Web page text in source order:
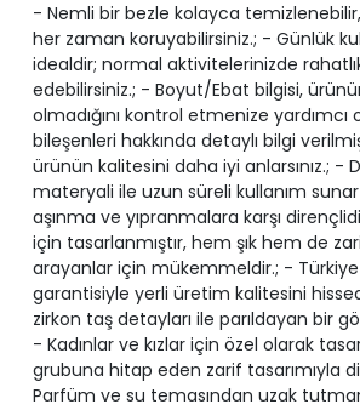
- Nemli bir bezle kolayca temizlenebilir,
her zaman koruyabilirsiniz.; - Günlük
idealdir; normal aktivitelerinizde
edebilirsiniz.; - Boyut/Ebat bilgisi,
olmadığını kontrol etmenize
bileşenleri hakkında detaylı bilgi
ürünün kalitesini daha iyi anlarsınız.; -
materyali ile uzun süreli kullanım
aşınma ve yıpranmalara karşı
için tasarlanmıştır, hem şık hem de
arayanlar için mükemmeldir.; -
garantisiyle yerli üretim kalitesini
zirkon taş detayları ile parıldayan bir
- Kadınlar ve kızlar için özel olarak
grubuna hitap eden zarif tasarımıyla
Parfüm ve su temasından uzak